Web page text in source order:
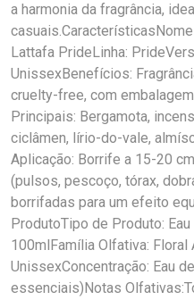
a harmonia da fragrância,
Lattafa PrideLinha:
UnissexBenefícios:
cruelty-free, com
Principais: Bergamota,
ciclâmen, lírio-do-vale,
Aplicação: Borrife a 15-20
(pulsos, pescoço, tórax,
borrifadas para um efeito
ProdutoTipo de Produto:
100mlFamília Olfativa: Floral
UnissexConcentração: Eau
essenciais)Notas